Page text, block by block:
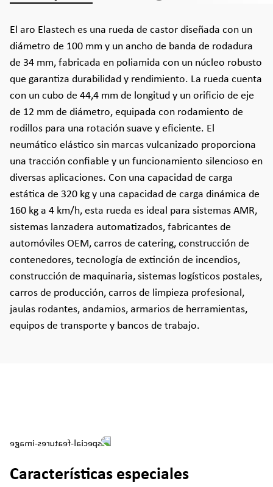
El aro Elastech es una rueda de castor diseñada con un
diámetro de 100 mm y un ancho de banda de rodadura
de 34 mm, fabricada en poliamida con un núcleo robusto
que garantiza durabilidad y rendimiento. La rueda cuenta
con un cubo de 44,4 mm de longitud y un orificio de eje
de 12 mm de diámetro, equipada con rodamiento de
rodillos para una rotación suave y eficiente. El
neumático elástico sin marcas vulcanizado proporciona
una tracción confiable y un funcionamiento silencioso en
diversas aplicaciones. Con una capacidad de carga
estática de 320 kg y una capacidad de carga dinámica de
160 kg a 4 km/h, esta rueda es ideal para sistemas AMR,
sistemas lanzadera automatizados, fabricantes de
automóviles OEM, carros de catering, construcción de
contenedores, tecnología de extinción de incendios,
construcción de maquinaria, sistemas logísticos postales,
carros de producción, carros de limpieza profesional,
jaulas rodantes, andamios, armarios de herramientas,
equipos de transporte y bancos de trabajo.
Características especiales